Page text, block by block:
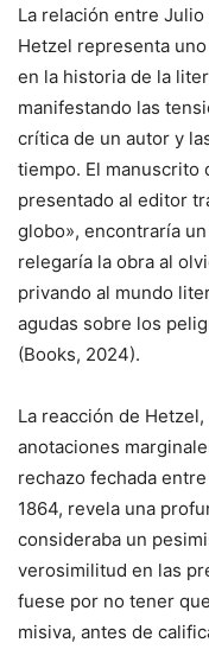
La relación entre
Hetzel representa
en la historia de la
manifestando las
crítica de un autor y
tiempo. El manuscrito
presentado al editor
globo», encontraría
relegaría la obra al
privando al mundo
agudas sobre los
(Books, 2024).
La reacción de
anotaciones
rechazo fechada
1864, revela una
consideraba un
verosimilitud en las
fuese por no tener
misiva, antes de